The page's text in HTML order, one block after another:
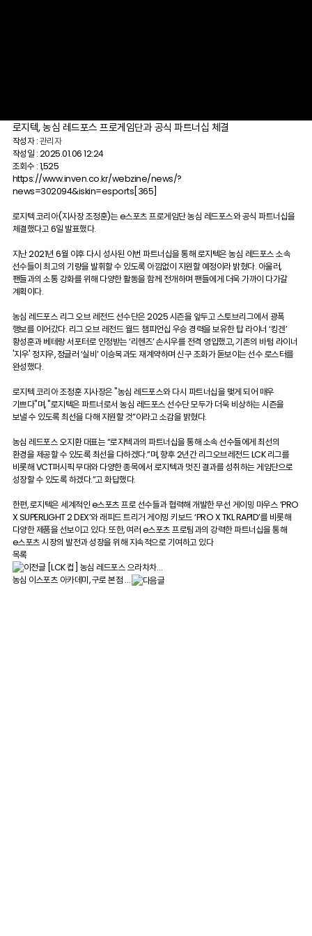
로지텍, 농심 레드포스 프로게임단과 공식 파트너십 체결
작성자 :관리자
작성일 : 2025.01.06 12:24
조회수 : 1,525
https://www.inven.co.kr/webzine/news/?
news=302094&iskin=esports [365]
로지텍 코리아(지사장 조정훈)는 e스포츠 프로게임단 농심 레드포스와 공식 파트너십을
체결했다고 6일 발표했다.
지난 2021년 6월 이후 다시 성사된 이번 파트너십을 통해 로지텍은 농심 레드포스 소속
선수들이 최고의 기량을 발휘할 수 있도록 아낌없이 지원할 예정이라 밝혔다. 아울러,
팬들과의 소통 강화를 위해 다양한 활동을 함께 전개하며 팬들에게 더욱 가까이 다가갈
계획이다.
농심 레드포스 리그 오브 레전드 선수단은 2025 시즌을 앞두고 스토브리그에서 광폭
행보를 이어갔다. 리그 오브 레전드 월드 챔피언십 우승 경력을 보유한 탑 라이너 ‘킹겐’
황성훈과 베테랑 서포터로 인정받는 ‘리헨즈’ 손시우를 전격 영입했고, 기존의 바텀 라이너
'지우' 정지우, 정글러 ‘실비’ 이승복과도 재계약하며 신구 조화가 돋보이는 선수 로스터를
완성했다.
로지텍 코리아 조정훈 지사장은 "농심 레드포스와 다시 파트너십을 맺게 되어 매우
기쁘다"며, "로지텍은 파트너로서 농심 레드포스 선수단 모두가 더욱 비상하는 시즌을
보낼 수 있도록 최선을 다해 지원할 것”이라고 소감을 밝혔다.
농심 레드포스 오지환 대표는 “로지텍과의 파트너십을 통해 소속 선수들에게 최선의
환경을 제공할 수 있도록 최선을 다하겠다.”며, 향후 2년간 리그오브레전드 LCK 리그를
비롯해 VCT퍼시픽 무대와 다양한 종목에서 로지텍과 멋진 결과를 성취하는 게임단으로
성장할 수 있도록 하겠다.”고 화답했다.
한편, 로지텍은 세계적인 e스포츠 프로 선수들과 협력해 개발한 무선 게이밍 마우스 ‘PRO
X SUPERLIGHT 2 DEX’와 래피드 트리거 게이밍 키보드 ‘PRO X TKL RAPID’를 비롯해
다양한 제품을 선보이고 있다. 또한, 여러 e스포츠 프로팀과의 강력한 파트너십을 통해
e스포츠 시장의 발전과 성장을 위해 지속적으로 기여하고 있다
목록
[LCK 컵] 농심 레드포스 으라차차…
농심 이스포츠 아카데미, 구로 본점 …